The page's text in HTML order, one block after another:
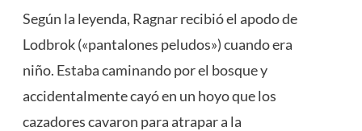
Según la leyenda, Ragnar recibió el apodo de
Lodbrok («pantalones peludos») cuando era
niño. Estaba caminando por el bosque y
accidentalmente cayó en un hoyo que los
cazadores cavaron para atrapar a la